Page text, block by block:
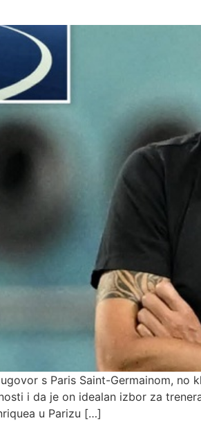
s Paris Saint-Germainom,
i da je on idealan izbor za
u Parizu […]